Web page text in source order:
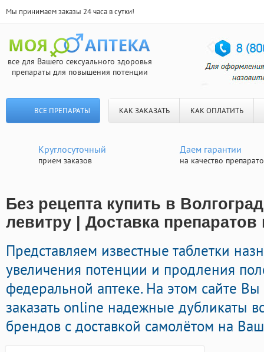
Мы принимаем заказы 24 часа в сутки!
все для Вашего сексуального здоровья
препараты для повышения потенции
ВСЕ ПРЕПАРАТЫ КАК ЗАКАЗАТЬ КАК ОПЛАТИТЬ
Круглосуточный
прием заказов
Даем гарантии
на качество
Без рецепта купить в
левитру | Доставка
Представляем известные таблетки
увеличения потенции и продления
федеральной аптеке. На этом сайте
заказать online надежные дубликаты
брендов с доставкой самолётом на